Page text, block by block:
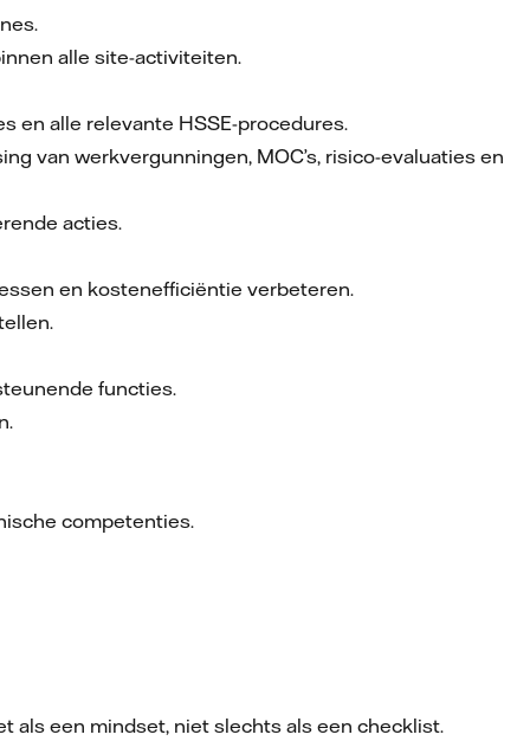
alle site-activiteiten.
en alle relevante HSSE-procedures.
van werkvergunningen, MOC’s, risico-evaluaties en
acties.
en kostenefficiëntie verbeteren.
functies.
competenties.
als een mindset, niet slechts als een checklist.